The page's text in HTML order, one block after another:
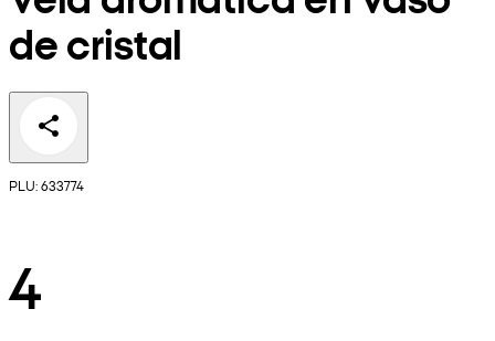
de cristal
PLU: 633774
4